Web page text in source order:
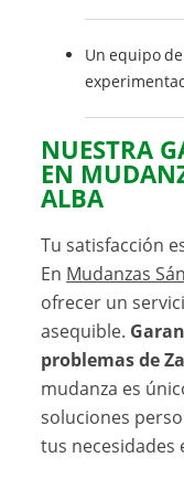
Un equipo
NUESTRA
EN
ALBA
Tu satisfacción
En Mudanzas
ofrecer un
asequible.
problemas de
mudanza es
soluciones
tus necesidades